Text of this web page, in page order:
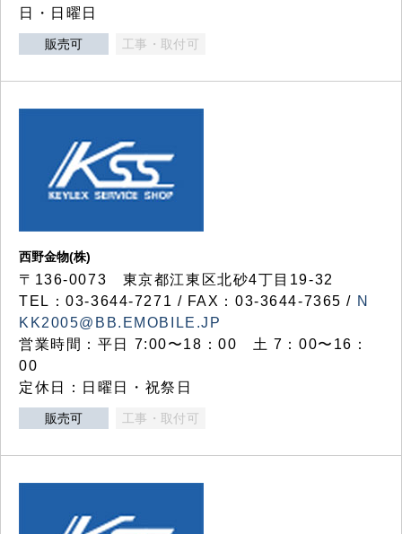
日・日曜日
販売可 工事・取付可
西野金物(株)
〒136-0073 東京都江東区北砂4丁目19-32
TEL：03‐3644‐7271 / FAX：03-3644-7365 / N
KK2005@BB.EMOBILE.JP
営業時間：平日 7:00〜18：00 土 7：00〜16：
00
定休日：日曜日・祝祭日
販売可 工事・取付可